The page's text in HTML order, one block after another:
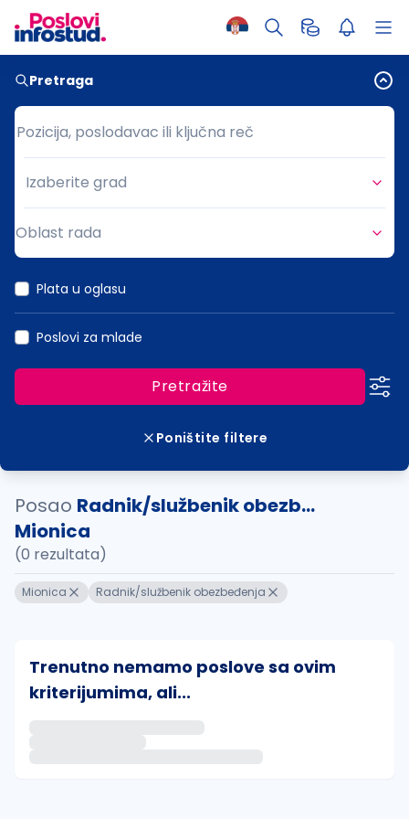
Pretraga
Pozicija, poslodavac ili ključna reč
Pozicija, poslodavac ili ključna reč
Grad
Izaberite grad
Oblast rada
Plata u oglasu
Poslovi za mlade
Pretražite
Poništite filtere
Posao Radnik/službenik obezb...
Mionica
(0 rezultata)
Mionica Radnik/službenik obezbeđenja
Trenutno nemamo poslove sa ovim
kriterijumima, ali...